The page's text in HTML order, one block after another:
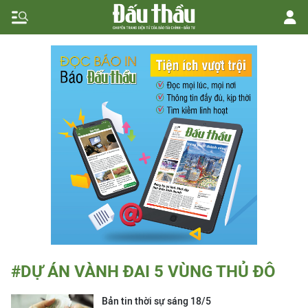
#DỰ ÁN VÀNH ĐAI 5 VÙNG THỦ ĐÔ
Bản tin thời sự sáng 18/5